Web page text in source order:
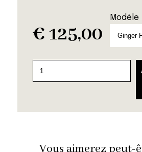
€125,00
Modèle
Vous aimerez peut-